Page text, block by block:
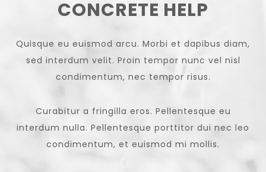
CONCRETE HELP
Quisque eu euismod arcu. Morbi et dapibus diam,
sed interdum velit. Proin tempor nunc vel nisl
condimentum, nec tempor risus.
Curabitur a fringilla eros. Pellentesque eu
interdum nulla. Pellentesque porttitor dui nec leo
condimentum, et euismod mi mollis.